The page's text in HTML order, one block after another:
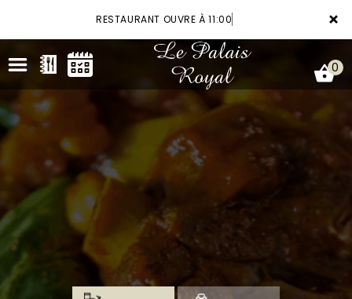
×
RESTAURANT OUVRE À 11:00
ACCUEIL
LA CARTE
VOTRE COMPTE
RÉSERVATION
0